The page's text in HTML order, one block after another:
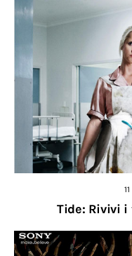
Tide: Rivivi i